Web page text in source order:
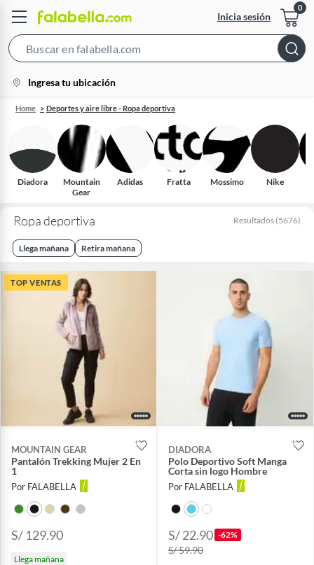
Inicia sesión
Bar
location-
icon
Ingresa tu ubicación
Home Deportes y aire libre - Ropa deportiva
Diadora
Mountain
Gear
Adidas Fratta Mossimo Nike
Ropa deportiva Resultados (5676)
Llega mañana Retira mañana
TOP VENTAS
MOUNTAIN GEAR
Pantalón Trekking Mujer 2 En
1
Por FALABELLA
S/ 129.90
Llega mañana
DIADORA
Polo Deportivo Soft Manga
Corta sin logo Hombre
Por FALABELLA
S/ 22.90 -62%
S/ 59.90